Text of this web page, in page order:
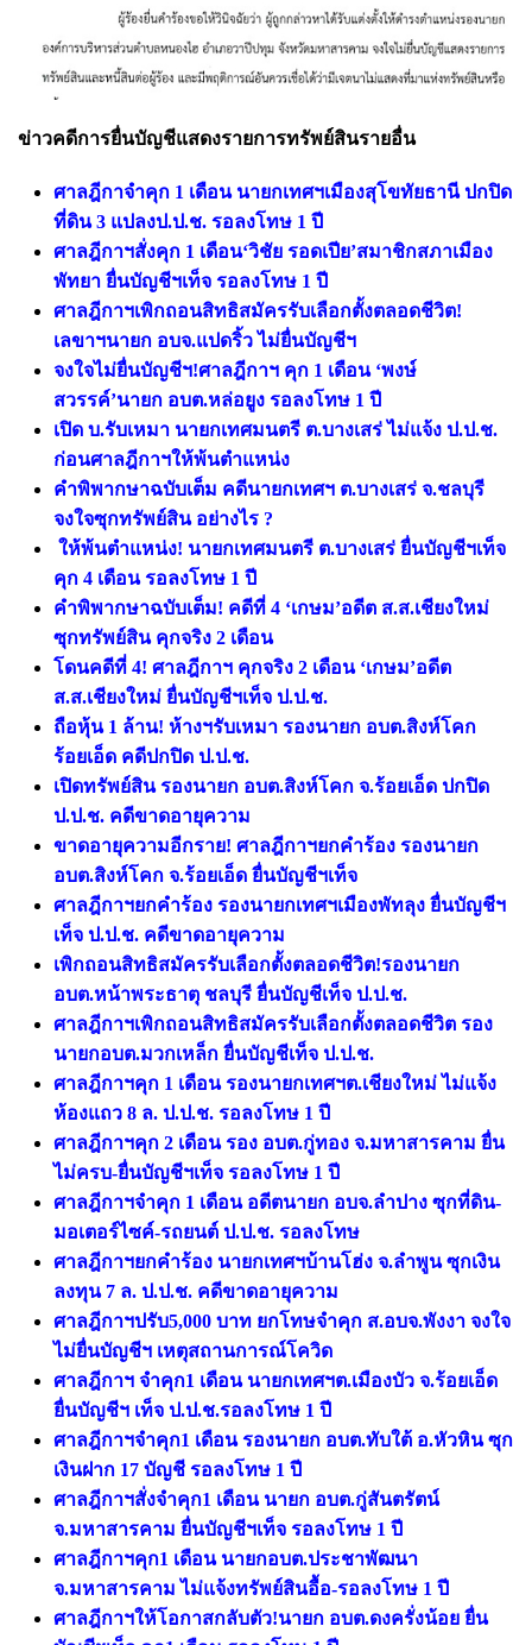
ข่าวคดีการยื่นบัญชีแสดงรายการทรัพย์สินรายอื่น
ศาลฎีกาจำคุก 1 เดือน นายกเทศฯเมืองสุโขทัยธานี ปกปิด
ที่ดิน 3 แปลงป.ป.ช. รอลงโทษ 1 ปี
ศาลฎีกาฯสั่งคุก 1 เดือน‘วิชัย รอดเปีย’สมาชิกสภาเมือง
พัทยา ยื่นบัญชีฯเท็จ รอลงโทษ 1 ปี
ศาลฎีกาฯเพิกถอนสิทธิสมัครรับเลือกตั้งตลอดชีวิต!
เลขาฯนายก อบจ.แปดริ้ว ไม่ยื่นบัญชีฯ
จงใจไม่ยื่นบัญชีฯ!ศาลฎีกาฯ คุก 1 เดือน ‘พงษ์
สวรรค์’นายก อบต.หล่อยูง รอลงโทษ 1 ปี
เปิด บ.รับเหมา นายกเทศมนตรี ต.บางเสร่ ไม่แจ้ง ป.ป.ช.
ก่อนศาลฎีกาฯให้พ้นตำแหน่ง
คำพิพากษาฉบับเต็ม คดีนายกเทศฯ ต.บางเสร่ จ.ชลบุรี
จงใจซุกทรัพย์สิน อย่างไร ?
ให้พ้นตำแหน่ง! นายกเทศมนตรี ต.บางเสร่ ยื่นบัญชีฯเท็จ
คุก 4 เดือน รอลงโทษ 1 ปี
คำพิพากษาฉบับเต็ม! คดีที่ 4 ‘เกษม’อดีต ส.ส.เชียงใหม่
ซุกทรัพย์สิน คุกจริง 2 เดือน
โดนคดีที่ 4! ศาลฎีกาฯ คุกจริง 2 เดือน ‘เกษม’อดีต
ส.ส.เชียงใหม่ ยื่นบัญชีฯเท็จ ป.ป.ช.
ถือหุ้น 1 ล้าน! ห้างฯรับเหมา รองนายก อบต.สิงห์โคก
ร้อยเอ็ด คดีปกปิด ป.ป.ช.
เปิดทรัพย์สิน รองนายก อบต.สิงห์โคก จ.ร้อยเอ็ด ปกปิด
ป.ป.ช. คดีขาดอายุความ
ขาดอายุความอีกราย! ศาลฎีกาฯยกคำร้อง รองนายก
อบต.สิงห์โคก จ.ร้อยเอ็ด ยื่นบัญชีฯเท็จ
ศาลฎีกาฯยกคำร้อง รองนายกเทศฯเมืองพัทลุง ยื่นบัญชีฯ
เท็จ ป.ป.ช. คดีขาดอายุความ
เพิกถอนสิทธิสมัครรับเลือกตั้งตลอดชีวิต!รองนายก
อบต.หน้าพระธาตุ ชลบุรี ยื่นบัญชีเท็จ ป.ป.ช.
ศาลฎีกาฯเพิกถอนสิทธิสมัครรับเลือกตั้งตลอดชีวิต รอง
นายกอบต.มวกเหล็ก ยื่นบัญชีเท็จ ป.ป.ช.
ศาลฎีกาฯคุก 1 เดือน รองนายกเทศฯต.เชียงใหม่ ไม่แจ้ง
ห้องแถว 8 ล. ป.ป.ช. รอลงโทษ 1 ปี
ศาลฎีกาฯคุก 2 เดือน รอง อบต.กู่ทอง จ.มหาสารคาม ยื่น
ไม่ครบ-ยื่นบัญชีฯเท็จ รอลงโทษ 1 ปี
ศาลฎีกาฯจำคุก 1 เดือน อดีตนายก อบจ.ลำปาง ซุกที่ดิน-
มอเตอร์ไซค์-รถยนต์ ป.ป.ช. รอลงโทษ
ศาลฎีกาฯยกคำร้อง นายกเทศฯบ้านโฮ่ง จ.ลําพูน ซุกเงิน
ลงทุน 7 ล. ป.ป.ช. คดีขาดอายุความ
ศาลฎีกาฯปรับ5,000 บาท ยกโทษจําคุก ส.อบจ.พังงา จงใจ
ไม่ยื่นบัญชีฯ เหตุสถานการณ์โควิด
ศาลฎีกาฯ จําคุก1 เดือน นายกเทศฯต.เมืองบัว จ.ร้อยเอ็ด
ยื่นบัญชีฯ เท็จ ป.ป.ช.รอลงโทษ 1 ปี
ศาลฎีกาฯจำคุก1 เดือน รองนายก อบต.ทับใต้ อ.หัวหิน ซุก
เงินฝาก 17 บัญชี รอลงโทษ 1 ปี
ศาลฎีกาฯสั่งจําคุก1 เดือน นายก อบต.กู่สันตรัตน์
จ.มหาสารคาม ยื่นบัญชีฯเท็จ รอลงโทษ 1 ปี
ศาลฎีกาฯคุก1 เดือน นายกอบต.ประชาพัฒนา
จ.มหาสารคาม ไม่แจ้งทรัพย์สินอื้อ-รอลงโทษ 1 ปี
ศาลฎีกาฯให้โอกาสกลับตัว!นายก อบต.ดงครั่งน้อย ยื่น